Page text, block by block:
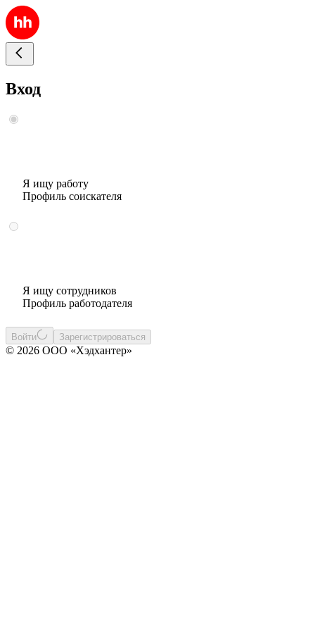
Вход
Я ищу работу
Профиль соискателя
Я ищу сотрудников
Профиль работодателя
Войти Зарегистрироваться
© 2026 ООО «Хэдхантер»